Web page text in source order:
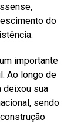
do
importante
Ao longo de
deixou sua
sendo